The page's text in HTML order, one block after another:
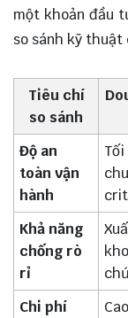
một khoản đầu
so sánh kỹ thuật
Tiêu chí
so sánh
Độ an
toàn vận
hành
Khả năng
chống rò
rỉ
Chi phí